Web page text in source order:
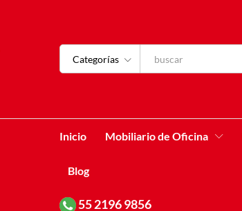
Categorías
Inicio Mobiliario de Oficina
Blog
552196 9856